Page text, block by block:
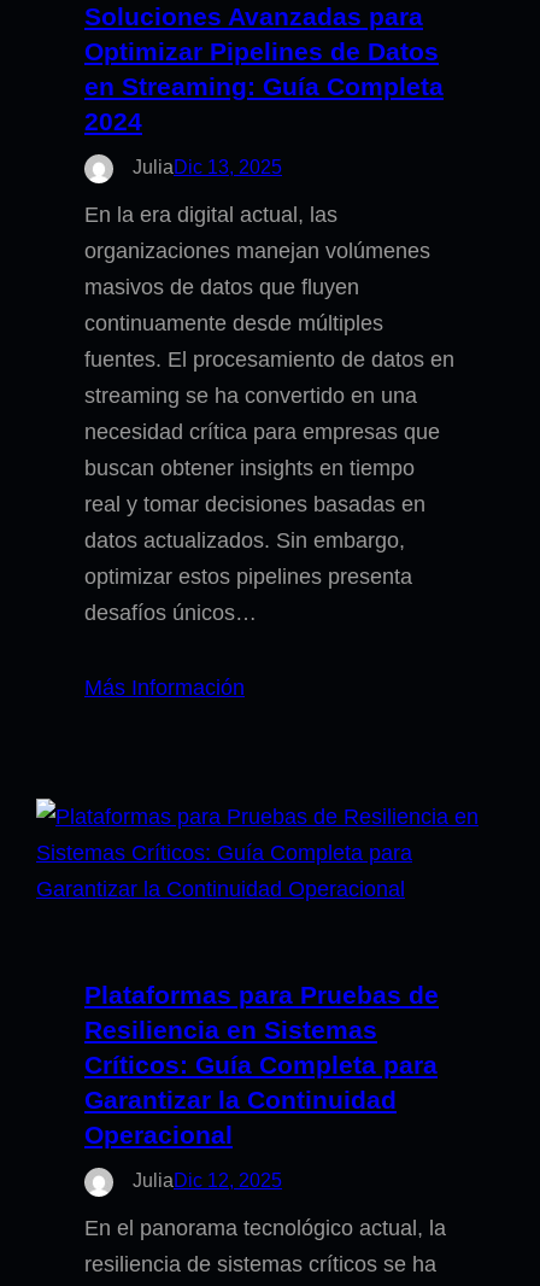
Soluciones Avanzadas para
Optimizar Pipelines de Datos
en Streaming: Guía Completa
2024
JuliaDic 13, 2025
En la era digital actual, las
organizaciones manejan volúmenes
masivos de datos que fluyen
continuamente desde múltiples
fuentes. El procesamiento de datos en
streaming se ha convertido en una
necesidad crítica para empresas que
buscan obtener insights en tiempo
real y tomar decisiones basadas en
datos actualizados. Sin embargo,
optimizar estos pipelines presenta
desafíos únicos…
Más Información
Plataformas para Pruebas de
Resiliencia en Sistemas
Críticos: Guía Completa para
Garantizar la Continuidad
Operacional
JuliaDic 12, 2025
En el panorama tecnológico actual, la
resiliencia de sistemas críticos se ha